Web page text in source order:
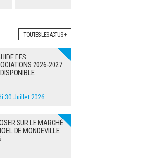
TOUTES LES ACTUS +
DES
2026-2027
30 Juillet 2026
SUR LE MARCHÉ
DE MONDEVILLE